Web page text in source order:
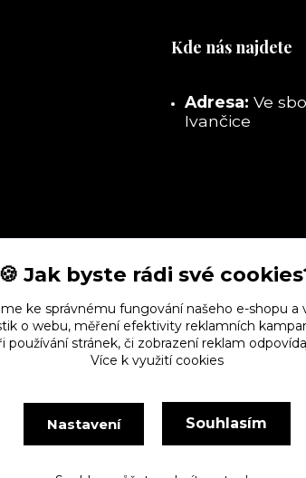
Kde nás najdete
Adresa: Ve
Ivančice
🍪 Jak byste rádi své
ke správnému fungování našeho e-shopu a
o webu, měření efektivity reklamních
používání stránek, či zobrazení reklam
Více k využití cookies
Nastavení Souhlasím